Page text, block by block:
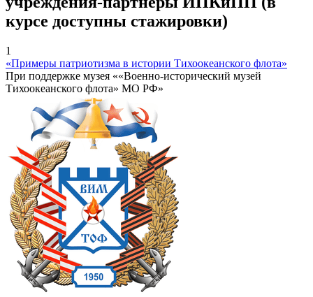
курсе доступны стажировки)
1
«Примеры патриотизма в истории Тихоокеанского флота»
При поддержке музея ««Военно-исторический музей
Тихоокеанского флота» МО РФ»